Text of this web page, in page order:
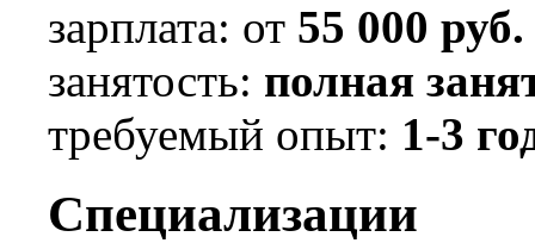
от 55 000 руб.
полная
1-3
Специализации